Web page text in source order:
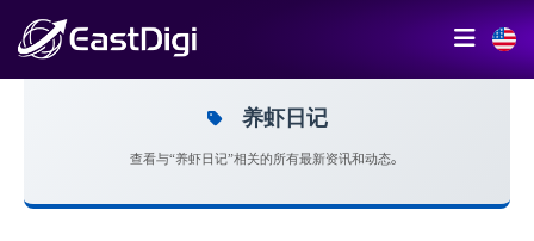
养虾日记
查看与“养虾日记”相关的所有最新资讯和动态。